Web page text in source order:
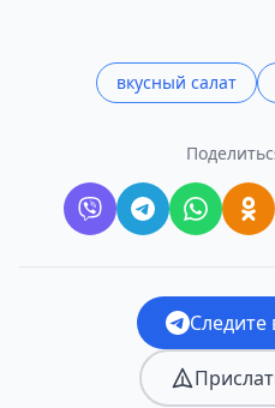
вкусный салат
Следите